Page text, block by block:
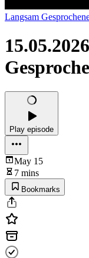
Langsam
Play episode
May 15
7 mins
Bookmarks